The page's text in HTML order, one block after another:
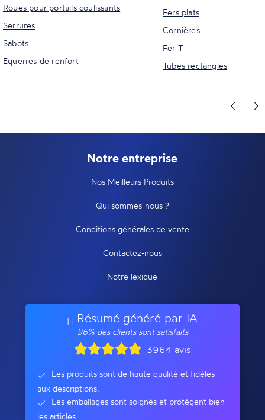
Roues pour portails coulissants
Serrures
Sabots
Equerres de renfort
Fers plats
Cornières
Fer T
Tubes rectangles
Notre entreprise
Nos Meilleurs Produits
Qui sommes-nous ?
Conditions générales de vente
Contactez-nous
Notre lexique
Résumé généré par IA
96% des clients sont satisfaits
3964 avis
Les produits sont de haute qualité et fidèles
aux descriptions.
Les emballages sont soignés et protègent bien
les articles.